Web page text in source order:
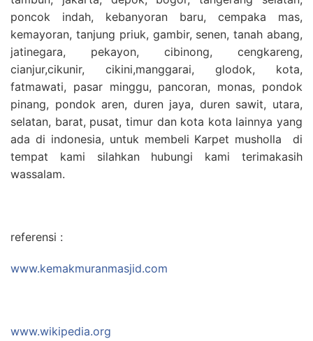
poncok indah, kebanyoran baru, cempaka mas,
kemayoran, tanjung priuk, gambir, senen, tanah abang,
jatinegara, pekayon, cibinong, cengkareng,
cianjur,cikunir, cikini,manggarai, glodok, kota,
fatmawati, pasar minggu, pancoran, monas, pondok
pinang, pondok aren, duren jaya, duren sawit, utara,
selatan, barat, pusat, timur dan kota kota lainnya yang
ada di indonesia, untuk membeli Karpet musholla di
tempat kami silahkan hubungi kami terimakasih
wassalam.
referensi :
www.kemakmuranmasjid.com
www.wikipedia.org